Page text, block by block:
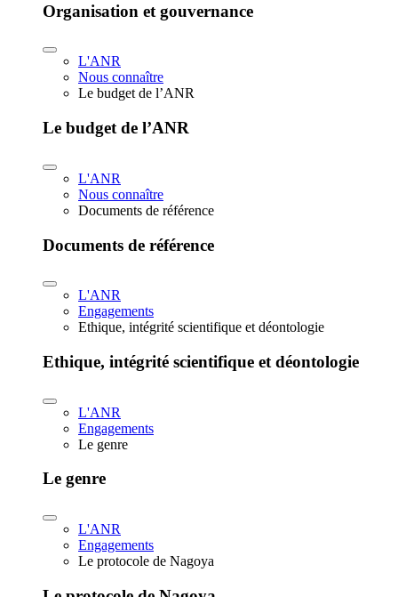
Organisation et gouvernance
L'ANR
Nous connaître
Le budget de l’ANR
Le budget de l’ANR
L'ANR
Nous connaître
Documents de référence
Documents de référence
L'ANR
Engagements
Ethique, intégrité scientifique et déontologie
Ethique, intégrité scientifique et déontologie
L'ANR
Engagements
Le genre
Le genre
L'ANR
Engagements
Le protocole de Nagoya